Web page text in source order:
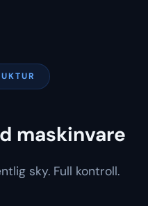
maskinvare
sky. Full kontroll.